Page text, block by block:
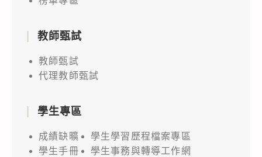
教師甄試
教師甄試
代理教師甄試
學生專區
成績缺曠
學生學習歷程檔案專區
學生手冊
學生事務與轉導工作網